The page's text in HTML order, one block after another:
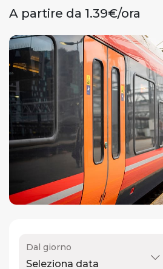
A partire da 1.39€/ora
Dal giorno